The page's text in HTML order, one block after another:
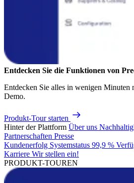
Entdecken Sie die Funktionen von
Entdecken Sie alles in wenigen Minuten
Demo.
Produkt-Tour starten
Hinter der Plattform Über uns
Partnerschaften Presse
Kundenerfolg Systemstatus 99,9 %
Karriere Wir stellen ein!
PRODUKT-TOUREN